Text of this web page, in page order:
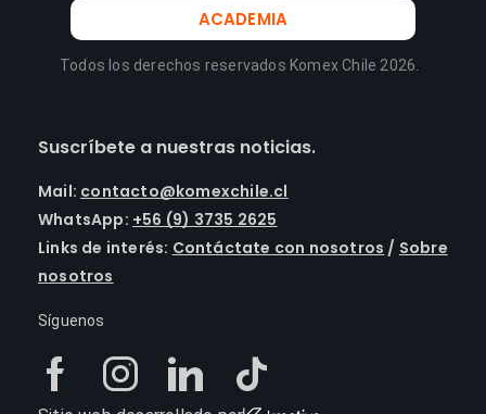
ACADEMIA
Todos los derechos reservados Komex Chile 2026.
Suscríbete a nuestras noticias.
Mail: contacto@komexchile.cl
WhatsApp: +56 (9) 3735 2625
Links de interés: Contáctate con nosotros / Sobre
nosotros
Síguenos